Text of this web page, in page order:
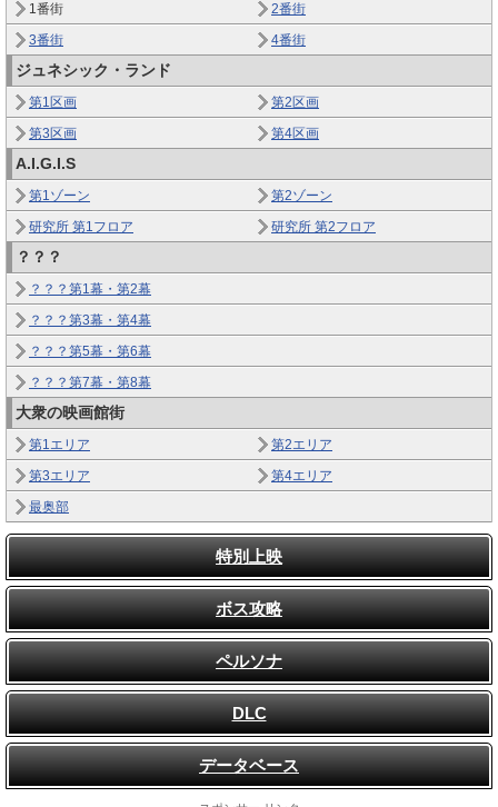
1番街
2番街
3番街
4番街
ジュネシック・ランド
第1区画
第2区画
第3区画
第4区画
A.I.G.I.S
第1ゾーン
第2ゾーン
研究所 第1フロア
研究所 第2フロア
？？？
？？？第1幕・第2幕
？？？第3幕・第4幕
？？？第5幕・第6幕
？？？第7幕・第8幕
大衆の映画館街
第1エリア
第2エリア
第3エリア
第4エリア
最奥部
特別上映
ボス攻略
ペルソナ
DLC
データベース